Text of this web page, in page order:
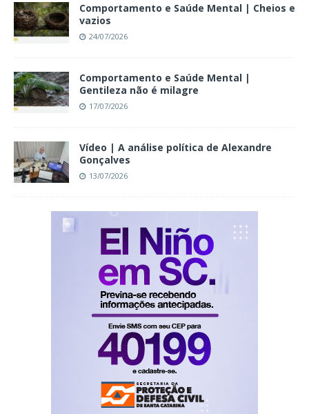
Comportamento e Saúde Mental | Cheios e
vazios
24/07/2026
Comportamento e Saúde Mental |
Gentileza não é milagre
17/07/2026
Vídeo | A análise política de Alexandre
Gonçalves
13/07/2026